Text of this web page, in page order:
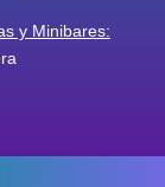
y Minibares: